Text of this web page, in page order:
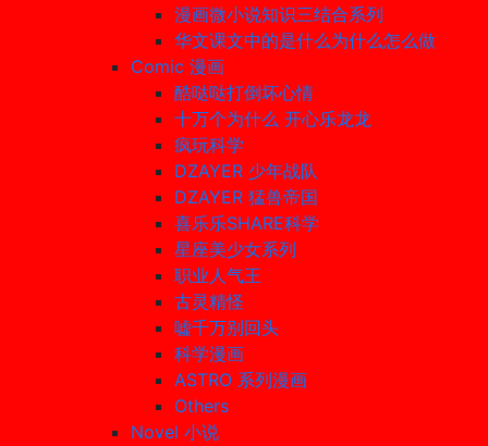
漫画微小说知识三结合系列
华文课文中的是什么为什么怎么做
Comic 漫画
酷哒哒打倒坏心情
十万个为什么 开心乐龙龙
疯玩科学
DZAYER 少年战队
DZAYER 猛兽帝国
喜乐乐SHARE科学
星座美少女系列
职业人气王
古灵精怪
嘘千万别回头
科学漫画
ASTRO 系列漫画
Others
Novel 小说